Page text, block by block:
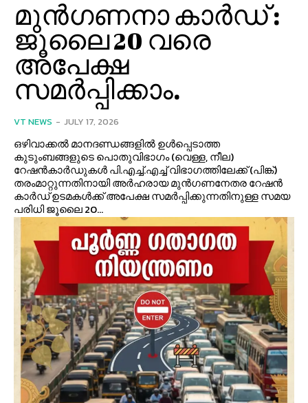
മുന്‍ഗണനാ കാര്‍ഡ് :
ജൂലൈ 20 വരെ
അപേക്ഷ
സമർപ്പിക്കാം.
VT NEWS - JULY 17, 2026
ഒഴിവാക്കല്‍ മാനദണ്ഡങ്ങളില്‍ ഉള്‍പ്പെടാത്ത
കുടുംബങ്ങളുടെ പൊതുവിഭാഗം (വെള്ള, നീല)
റേഷന്‍കാര്‍ഡുകള്‍ പി.എച്ച്.എച്ച് വിഭാഗത്തിലേക്ക് (പിങ്ക്)
തരംമാറ്റുന്നതിനായി അര്‍ഹരായ മുന്‍ഗണനേതര റേഷന്‍
കാര്‍ഡ് ഉടമകള്‍ക്ക് അപേക്ഷ സമര്‍പ്പിക്കുന്നതിനുള്ള സമയ
പരിധി ജൂലൈ 20...